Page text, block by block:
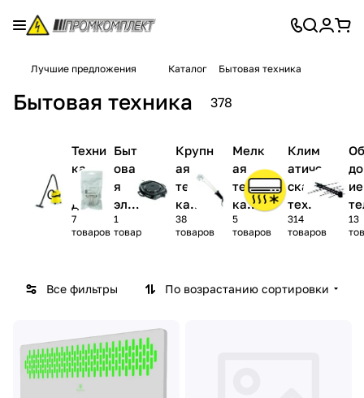
Лучшие предложения Каталог Бытовая техника
Бытовая техника 378
Техни
ка
для
дома
7
товаров
Быт
ова
я
эле
ктр
они
ио-
ео)
1
товар
Крупн
ая
техни
ка
для
кухни
38
товаров
Мелк
ая
техни
ка
для
кухни
5
товаров
Клим
атиче
ская
техни
ка
для
314
товаров
ие
13
Все фильтры По возрастанию сортировки